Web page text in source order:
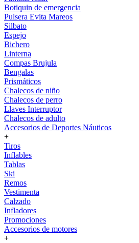
Botiquin de emergencia
Pulsera Evita Mareos
Silbato
Espejo
Bichero
Linterna
Compas Brujula
Bengalas
Prismáticos
Chalecos de niño
Chalecos de perro
Llaves Interruptor
Chalecos de adulto
Accesorios de Deportes Náuticos
+
Tiros
Inflables
Tablas
Ski
Remos
Vestimenta
Calzado
Infladores
Promociones
Accesorios de motores
+